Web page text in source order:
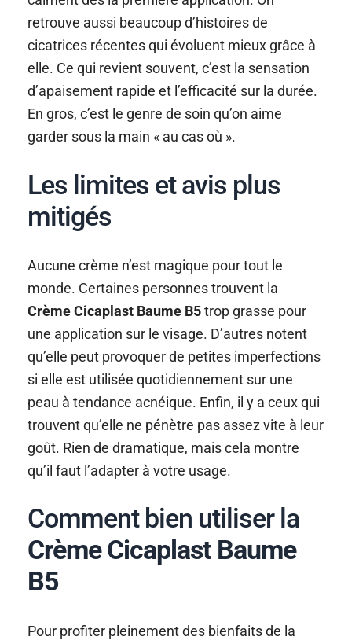
retrouve aussi beaucoup d’histoires de
cicatrices récentes qui évoluent mieux grâce à
elle. Ce qui revient souvent, c’est la sensation
d’apaisement rapide et l’efficacité sur la durée.
En gros, c’est le genre de soin qu’on aime
garder sous la main « au cas où ».
Les limites et avis plus
mitigés
Aucune crème n’est magique pour tout le
monde. Certaines personnes trouvent la
Crème Cicaplast Baume B5trop grasse pour
une application sur le visage. D’autres notent
qu’elle peut provoquer de petites imperfections
si elle est utilisée quotidiennement sur une
peau à tendance acnéique. Enfin, il y a ceux qui
trouvent qu’elle ne pénètre pas assez vite à leur
goût. Rien de dramatique, mais cela montre
qu’il faut l’adapter à votre usage.
Comment bien utiliser la
Crème Cicaplast Baume
B5
Pour profiter pleinement des bienfaits de la